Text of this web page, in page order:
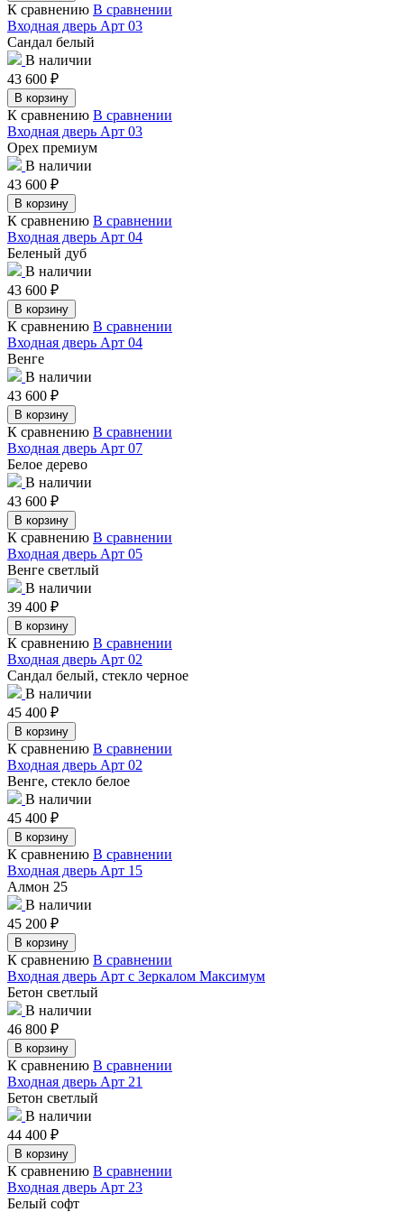
К сравнению В сравнении
Входная дверь Арт 03
Сандал белый
В наличии
43 600 ₽
В корзину
К сравнению В сравнении
Входная дверь Арт 03
Орех премиум
В наличии
43 600 ₽
В корзину
К сравнению В сравнении
Входная дверь Арт 04
Беленый дуб
В наличии
43 600 ₽
В корзину
К сравнению В сравнении
Входная дверь Арт 04
Венге
В наличии
43 600 ₽
В корзину
К сравнению В сравнении
Входная дверь Арт 07
Белое дерево
В наличии
43 600 ₽
В корзину
К сравнению В сравнении
Входная дверь Арт 05
Венге светлый
В наличии
39 400 ₽
В корзину
К сравнению В сравнении
Входная дверь Арт 02
Сандал белый, стекло черное
В наличии
45 400 ₽
В корзину
К сравнению В сравнении
Входная дверь Арт 02
Венге, стекло белое
В наличии
45 400 ₽
В корзину
К сравнению В сравнении
Входная дверь Арт 15
Алмон 25
В наличии
45 200 ₽
В корзину
К сравнению В сравнении
Входная дверь Арт с Зеркалом Максимум
Бетон светлый
В наличии
46 800 ₽
В корзину
К сравнению В сравнении
Входная дверь Арт 21
Бетон светлый
В наличии
44 400 ₽
В корзину
К сравнению В сравнении
Входная дверь Арт 23
Белый софт